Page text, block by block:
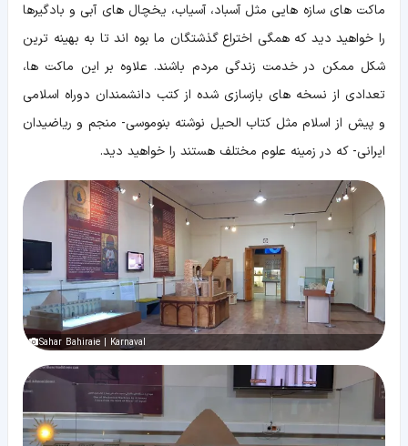
ماکت های سازه هایی مثل آسباد، آسیاب، یخچال های آبی و بادگیرها
را خواهید دید که همگی اختراع گذشتگان ما بوه اند تا به بهینه ترین
شکل ممکن در خدمت زندگی مردم باشند. علاوه بر این ماکت ها،
تعدادی از نسخه های بازسازی شده از کتب دانشمندان دوراه اسلامی
و پیش از اسلام مثل کتاب الحیل نوشته بنوموسی- منجم و ریاضیدان
ایرانی- که در زمینه علوم مختلف هستند را خواهید دید.
Sahar Bahiraie | Karnaval